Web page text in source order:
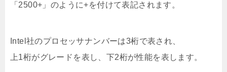
「2500+」のように+を付けて表記されます。
Intel社のプロセッサナンバーは3桁で表され、
上1桁がグレードを表し、下2桁が性能を表します。